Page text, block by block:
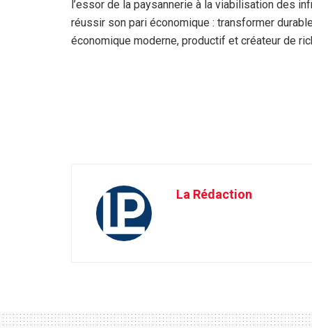
l’essor de la paysannerie à la viabilisation des
réussir son pari économique : transformer
économique moderne, productif et créateur de
La Rédaction